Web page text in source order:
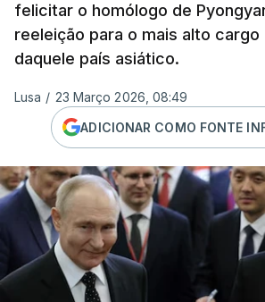
felicitar o homólogo de
reeleição para o mais alto
daquele país asiático.
Lusa / 23 Março 2026, 08:49
ADICIONAR COMO FONTE